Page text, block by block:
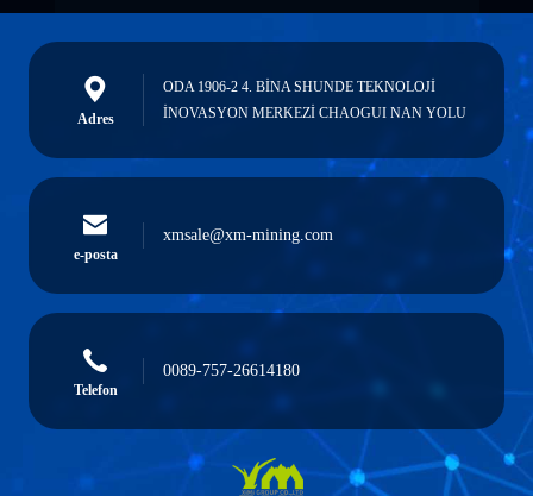
Adres
ODA 1906-2 4. BİNA SHUNDE TEKNOLOJİ
İNOVASYON MERKEZİ CHAOGUI NAN YOLU
e-posta
xmsale@xm-mining.com
Telefon
0089-757-26614180